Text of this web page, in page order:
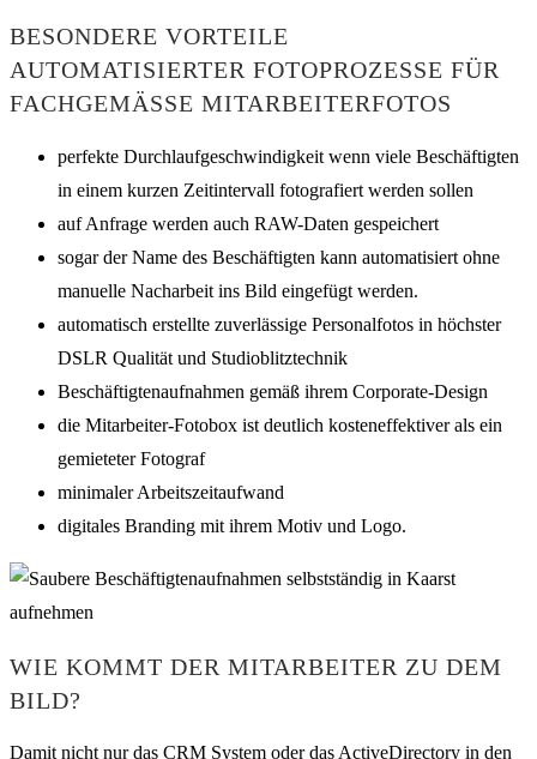
BESONDERE VORTEILE
AUTOMATISIERTER FOTOPROZESSE FÜR
FACHGEMÄSSE MITARBEITERFOTOS
perfekte Durchlaufgeschwindigkeit wenn viele Beschäftigten
in einem kurzen Zeitintervall fotografiert werden sollen
auf Anfrage werden auch RAW-Daten gespeichert
sogar der Name des Beschäftigten kann automatisiert ohne
manuelle Nacharbeit ins Bild eingefügt werden.
automatisch erstellte zuverlässige Personalfotos in höchster
DSLR Qualität und Studioblitztechnik
Beschäftigtenaufnahmen gemäß ihrem Corporate-Design
die Mitarbeiter-Fotobox ist deutlich kosteneffektiver als ein
gemieteter Fotograf
minimaler Arbeitszeitaufwand
digitales Branding mit ihrem Motiv und Logo.
WIE KOMMT DER MITARBEITER ZU DEM
BILD?
Damit nicht nur das CRM System oder das ActiveDirectory in den